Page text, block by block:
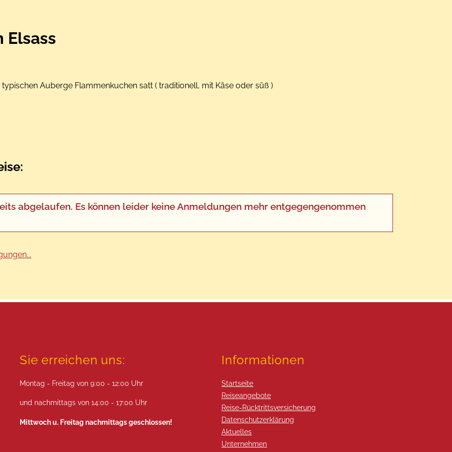
Elsass
typischen Auberge Flammenkuchen satt ( traditionell, mit Käse oder süß )
abgelaufen. Es können leider keine Anmeldungen mehr entgegengenommen
Sie erreichen uns:
Montag - Freitag von 9:00 - 12:00 Uhr
und nachmittags von 14:00 - 17:00 Uhr
Mittwoch u. Freitag nachmittags geschlossen!
Informationen
Startseite
Reiseangebote
Reise-Rücktrittsversicherung
Datenschutzerklärung
Aktuelles
Unternehmen